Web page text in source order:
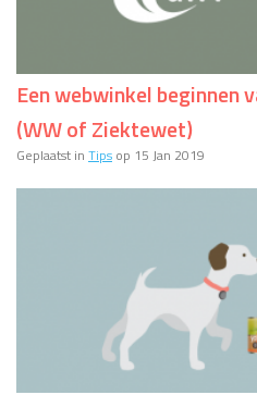
Een webwinkel beginnen
(WW of Ziektewet)
Geplaatst in Tips op 15 Jan 2019